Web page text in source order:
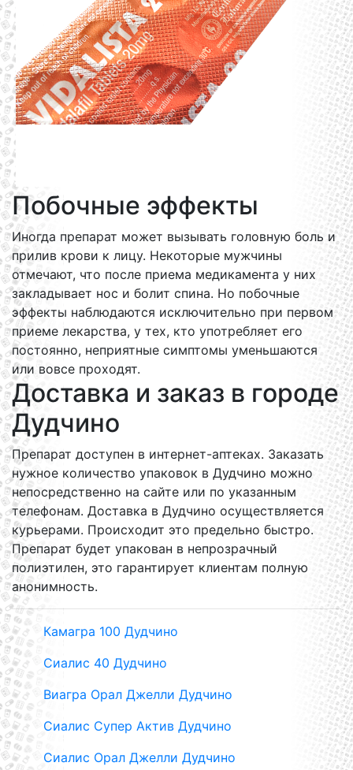
Побочные эффекты
Иногда препарат может вызывать головную боль и
прилив крови к лицу. Некоторые мужчины
отмечают, что после приема медикамента у них
закладывает нос и болит спина. Но побочные
эффекты наблюдаются исключительно при первом
приеме лекарства, у тех, кто употребляет его
постоянно, неприятные симптомы уменьшаются
или вовсе проходят.
Доставка и заказ в городе
Дудчино
Препарат доступен в интернет-аптеках. Заказать
нужное количество упаковок в Дудчино можно
непосредственно на сайте или по указанным
телефонам. Доставка в Дудчино осуществляется
курьерами. Происходит это предельно быстро.
Препарат будет упакован в непрозрачный
полиэтилен, это гарантирует клиентам полную
анонимность.
Камагра 100 Дудчино
Сиалис 40 Дудчино
Виагра Орал Джелли Дудчино
Сиалис Супер Актив Дудчино
Сиалис Орал Джелли Дудчино